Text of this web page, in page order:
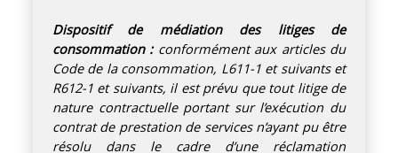
Dispositif de médiation des litiges de
consommation :conformément aux articles du
Code de la consommation, L611-1 et suivants et
R612-1 et suivants, il est prévu que tout litige de
nature contractuelle portant sur l’exécution du
contrat de prestation de services n’ayant pu être
résolu dans le cadre d’une réclamation